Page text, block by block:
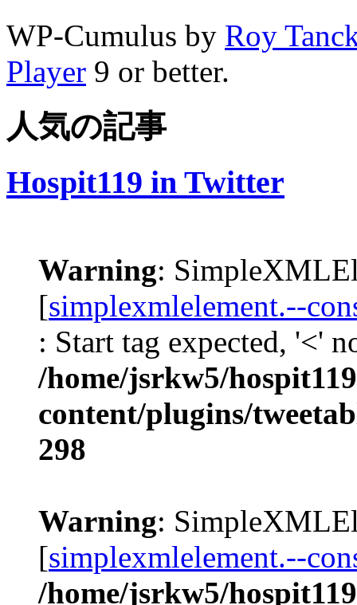
WP-Cumulus by Roy
Player 9 or better.
人気の記事
Hospit119 in Twitter
Warning:
[simplexmlelement.--
: Start tag expected, '<'
/home/jsrkw5/
content/plugins/
298
Warning:
[simplexmlelement.--
/home/jsrkw5/